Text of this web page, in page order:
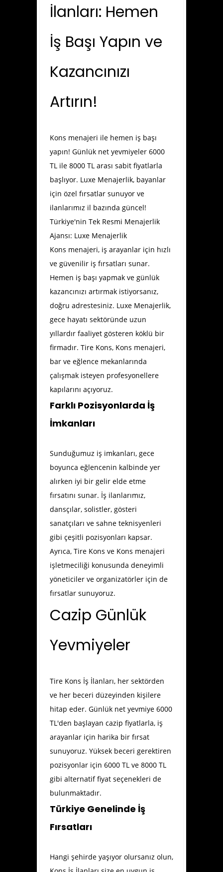
İlanları: Hemen
İş Başı Yapın ve
Kazancınızı
Artırın!
Kons menajeri ile hemen iş başı
yapın! Günlük net yevmiyeler 6000
TL ile 8000 TL arası sabit fiyatlarla
başlıyor. Luxe Menajerlik, bayanlar
için özel fırsatlar sunuyor ve
ilanlarımız il bazında güncel!
Türkiye'nin Tek Resmi Menajerlik
Ajansı: Luxe Menajerlik
Kons menajeri, iş arayanlar için hızlı
ve güvenilir iş fırsatları sunar.
Hemen iş başı yapmak ve günlük
kazancınızı artırmak istiyorsanız,
doğru adrestesiniz. Luxe Menajerlik,
gece hayatı sektöründe uzun
yıllardır faaliyet gösteren köklü bir
firmadır. Tire Kons, Kons menajeri,
bar ve eğlence mekanlarında
çalışmak isteyen profesyonellere
kapılarını açıyoruz.
Farklı Pozisyonlarda İş
İmkanları
Sunduğumuz iş imkanları, gece
boyunca eğlencenin kalbinde yer
alırken iyi bir gelir elde etme
fırsatını sunar. İş ilanlarımız,
dansçılar, solistler, gösteri
sanatçıları ve sahne teknisyenleri
gibi çeşitli pozisyonları kapsar.
Ayrıca, Tire Kons ve Kons menajeri
işletmeciliği konusunda deneyimli
yöneticiler ve organizatörler için de
fırsatlar sunuyoruz.
Cazip Günlük
Yevmiyeler
Tire Kons İş İlanları, her sektörden
ve her beceri düzeyinden kişilere
hitap eder. Günlük net yevmiye 6000
TL'den başlayan cazip fiyatlarla, iş
arayanlar için harika bir fırsat
sunuyoruz. Yüksek beceri gerektiren
pozisyonlar için 6000 TL ve 8000 TL
gibi alternatif fiyat seçenekleri de
bulunmaktadır.
Türkiye Genelinde İş
Fırsatları
Hangi şehirde yaşıyor olursanız olun,